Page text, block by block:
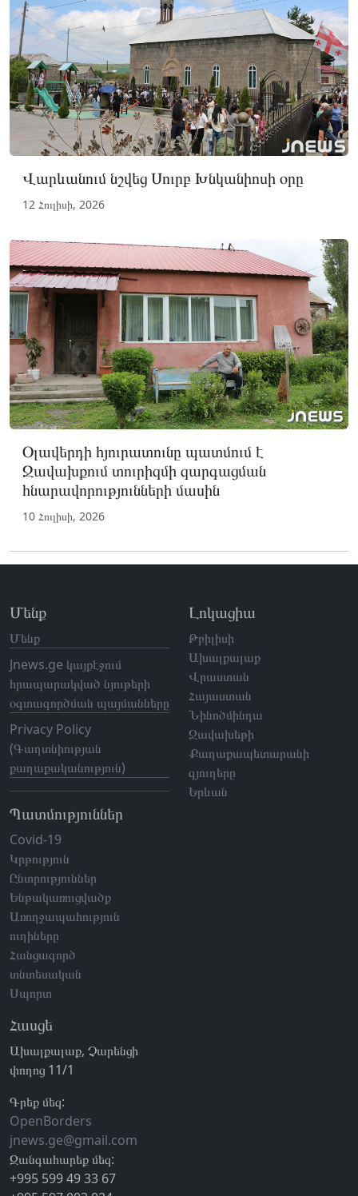
Վարևանում նշվեց Սուրբ Խնկանիոսի օրը
12 Հուլիսի, 2026
Օլավերդի հյուրատունը պատմում է
Ջավախքում տուրիզմի զարգացման
հնարավորությունների մասին
10 Հուլիսի, 2026
Մենք
Մենք
Jnews.ge կայքէջում
հրապարակված նյութերի
օգտագործման պայմանները
Privacy Policy
(Գաղտնիության
քաղաքականություն)
Պատմություններ
Covid-19
Կրթություն
Ընտրություններ
Ենթակառուցվածք
Առողջապահություն
ուղիները
Հանցագործ
տնտեսական
Սպորտ
Լոկացիա
Թբիլիսի
Ախալքալաք
Վրաստան
Հայաստան
Նինոծմինդա
Ջավախեթի
Քաղաքապետարանի
գյուղերը
Երևան
Հասցե
Ախալքալաք, Չարենցի
փողոց 11/1
Գրեք մեզ:
OpenBorders
jnews.ge@gmail.com
Զանգահարեք մեզ:
+995 599 49 33 67